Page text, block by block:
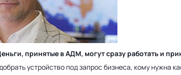
принятые в АДМ, могут сразу работать и
устройство под запрос бизнеса, кому нужна